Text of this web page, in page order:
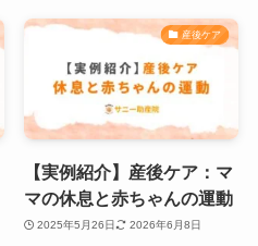
産後ケア
【実例紹介】産後ケア：マ
マの休息と赤ちゃんの運動
2025年5月26日 2026年6月8日